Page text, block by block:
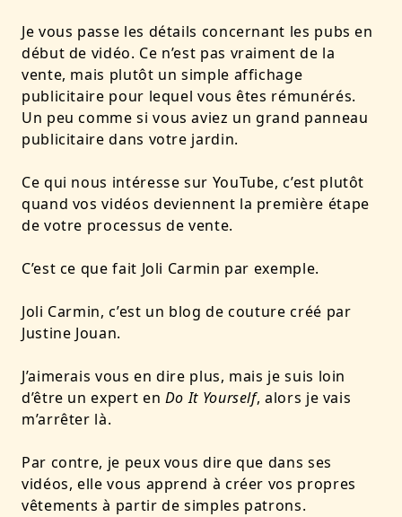
Je vous passe les détails concernant les pubs en
début de vidéo. Ce n’est pas vraiment de la
vente, mais plutôt un simple affichage
publicitaire pour lequel vous êtes rémunérés.
Un peu comme si vous aviez un grand panneau
publicitaire dans votre jardin.
Ce qui nous intéresse sur YouTube, c’est plutôt
quand vos vidéos deviennent la première étape
de votre processus de vente.
C’est ce que fait Joli Carmin par exemple.
Joli Carmin, c’est un blog de couture créé par
Justine Jouan.
J’aimerais vous en dire plus, mais je suis loin
d’être un expert en Do It Yourself, alors je vais
m’arrêter là.
Par contre, je peux vous dire que dans ses
vidéos, elle vous apprend à créer vos propres
vêtements à partir de simples patrons.